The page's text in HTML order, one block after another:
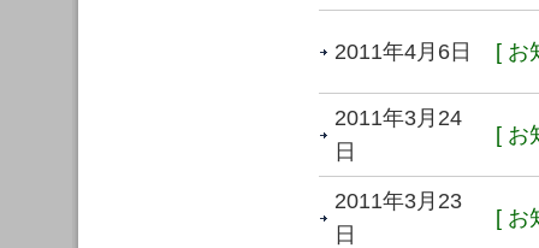
2011年4月6日 [ お
2011年3月24
日
[ お
2011年3月23
日
[ お